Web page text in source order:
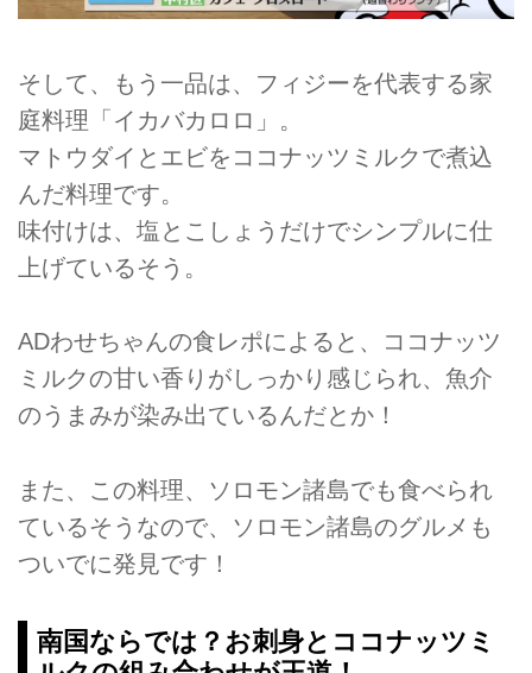
そして、もう一品は、フィジーを代表する家
庭料理「イカバカロロ」。
マトウダイとエビをココナッツミルクで煮込
んだ料理です。
味付けは、塩とこしょうだけでシンプルに仕
上げているそう。
ADわせちゃんの食レポによると、ココナッツ
ミルクの甘い香りがしっかり感じられ、魚介
のうまみが染み出ているんだとか！
また、この料理、ソロモン諸島でも食べられ
ているそうなので、ソロモン諸島のグルメも
ついでに発見です！
南国ならでは？お刺身とココナッツミ